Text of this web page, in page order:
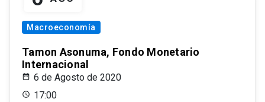
Macroeconomía
Tamon Asonuma, Fondo Monetario
Internacional
6 de Agosto de 2020
17:00